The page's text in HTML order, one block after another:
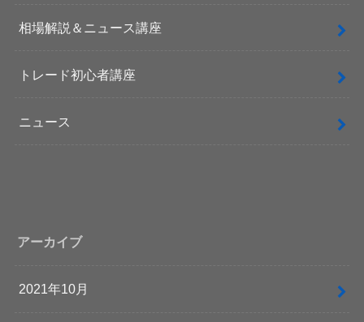
相場解説＆ニュース講座
トレード初心者講座
ニュース
アーカイブ
2021年10月